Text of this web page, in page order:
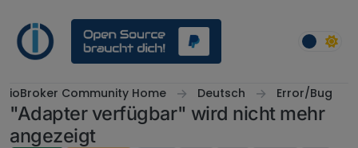
ioBroker Community Home Deutsch Error/Bug
"Adapter verfügbar" wird nicht mehr
angezeigt